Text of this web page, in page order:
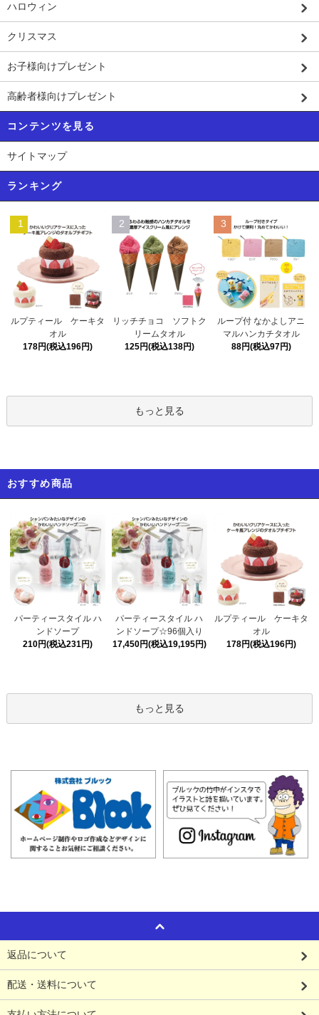
ハロウィン
クリスマス
お子様向けプレゼント
高齢者様向けプレゼント
コンテンツを見る
サイトマップ
ランキング
1
ルプティール ケーキタ
オル
178円(税込196円)
2
リッチチョコ ソフトク
リームタオル
125円(税込138円)
3
ループ付 なかよしアニ
マルハンカチタオル
88円(税込97円)
もっと見る
おすすめ商品
パーティースタイル ハ
ンドソープ
210円(税込231円)
パーティースタイル ハ
ンドソープ☆96個入り
17,450円(税込19,195円)
ルプティール ケーキタ
オル
178円(税込196円)
もっと見る
返品について
配送・送料について